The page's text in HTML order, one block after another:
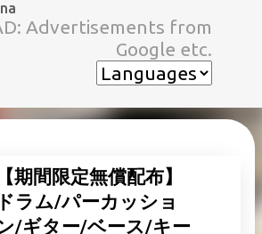
メイン コンテンツに移動
Advertisements from
Google etc.
【期間限定無償配布】
ドラム/パーカッショ
/ギター/ベース/キー